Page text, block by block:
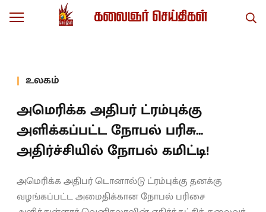
உலகம்
அமெரிக்க அதிபர் ட்ரம்புக்கு
அளிக்கப்பட்ட நோபல் பரிசு...
அதிர்ச்சியில் நோபல் கமிட்டி!
அமெரிக்க அதிபர் டொனால்டு ட்ரம்புக்கு தனக்கு
வழங்கப்பட்ட அமைதிக்கான நோபல் பரிசை